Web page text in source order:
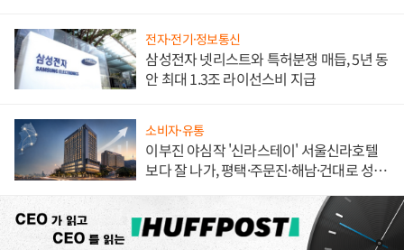
전자·전기·정보통신
삼성전자 넷리스트와 특허분쟁 매듭, 5년 동
안 최대 1.3조 라이선스비 지급
소비자·유통
이부진 야심작 '신라스테이' 서울신라호텔
보다 잘 나가, 평택·주문진·해남·건대로 성